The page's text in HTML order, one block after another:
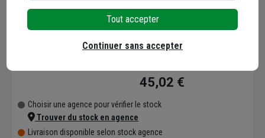
Mastic polyuréthane
mono-composant
hydrogonflant Swellseal
45,02 €
Choisir une agence pour vérifier le stock
Trouver du stock en agence
Livraison disponible selon stock agence
Tout accepter
Continuer sans accepter